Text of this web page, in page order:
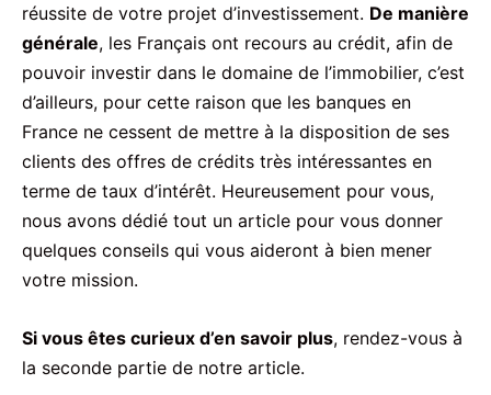
réussite de votre projet d’investissement. De manière
générale, les Français ont recours au crédit, afin de
pouvoir investir dans le domaine de l’immobilier, c’est
d’ailleurs, pour cette raison que les banques en
France ne cessent de mettre à la disposition de ses
clients des offres de crédits très intéressantes en
terme de taux d’intérêt. Heureusement pour vous,
nous avons dédié tout un article pour vous donner
quelques conseils qui vous aideront à bien mener
votre mission.
Si vous êtes curieux d’en savoir plus, rendez-vous à
la seconde partie de notre article.